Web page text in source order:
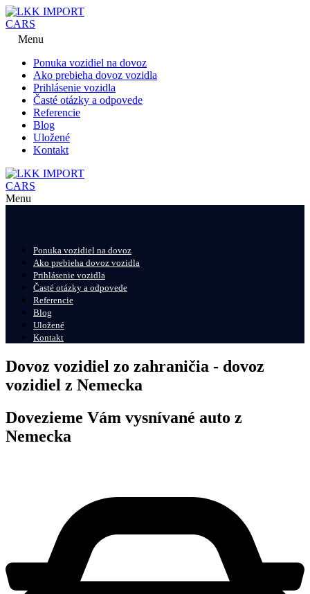
Menu
Ponuka vozidiel na dovoz
Ako prebieha dovoz vozidla
Prihlásenie vozidla
Časté otázky a odpovede
Referencie
Blog
Uložené
Kontakt
Menu
Ponuka vozidiel na dovoz
Ako prebieha dovoz vozidla
Prihlásenie vozidla
Časté otázky a odpovede
Referencie
Blog
Uložené
Kontakt
Dovoz vozidiel zo zahraničia - dovoz
vozidiel z Nemecka
Dovezieme Vám vysnívané auto z
Nemecka